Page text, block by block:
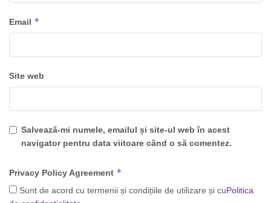
Email *
Site web
Salvează-mi numele, emailul și site-ul web în acest
navigator pentru data viitoare când o să comentez.
Privacy Policy Agreement *
Sunt de acord cu termenii și condițiile de utilizare și cuPolitica